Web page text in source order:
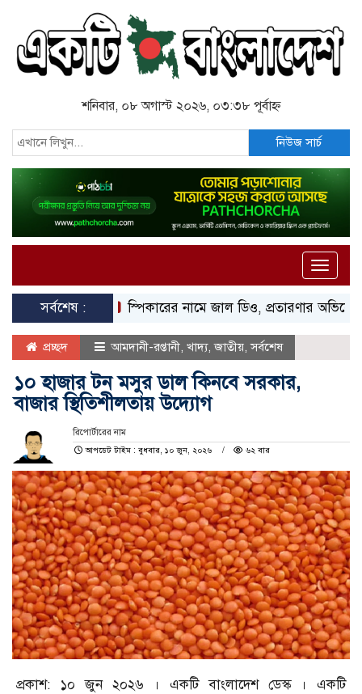
শনিবার, ০৮ অগাস্ট ২০২৬, ০৩:৩৮ পূর্বাহ্ন
নিউজ সার্চ
Toggle
সর্বশেষ :স্পিকারের নামে জাল ডিও, প্রতারণার অভিযোগে
প্রচ্ছদ আমদানী-রপ্তানী, খাদ্য,জাতীয়,সর্বশেষ
১০ হাজার টন মসুর ডাল কিনবে সরকার,
বাজার স্থিতিশীলতায় উদ্যোগ
রিপোর্টারের নাম
আপডেট টাইম : বুধবার, ১০ জুন, ২০২৬
৬২ বার
প্রকাশ: ১০ জুন ২০২৬ । একটি বাংলাদেশ ডেস্ক । একটি